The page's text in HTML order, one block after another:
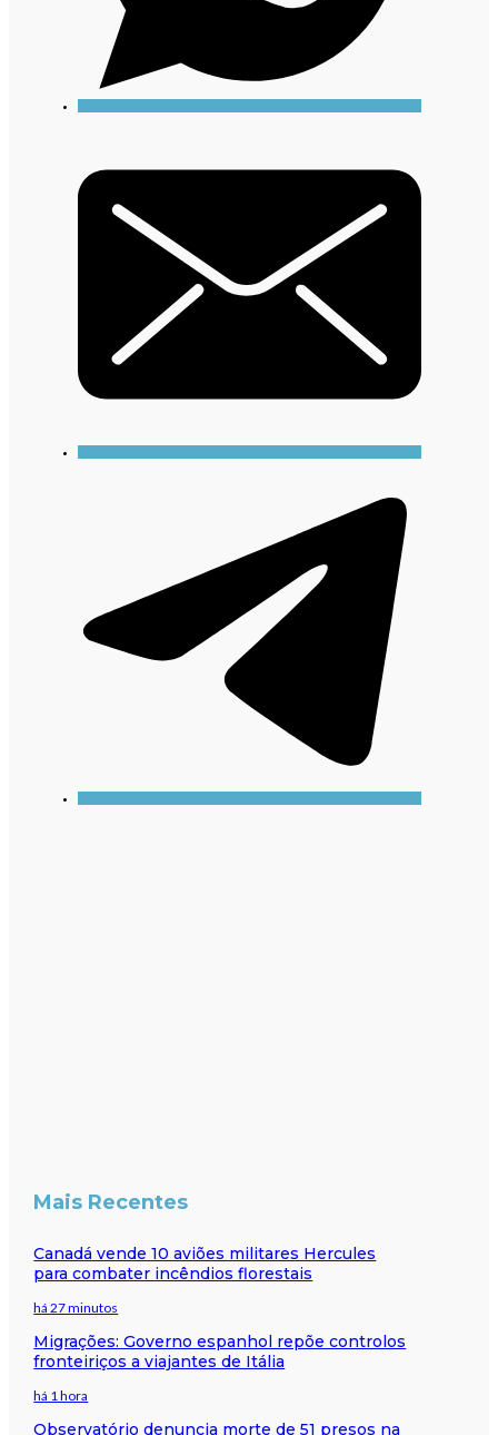
Mais Recentes
Canadá vende 10 aviões militares Hercules
para combater incêndios florestais
há 27 minutos
Migrações: Governo espanhol repõe controlos
fronteiriços a viajantes de Itália
há 1 hora
Observatório denuncia morte de 51 presos na